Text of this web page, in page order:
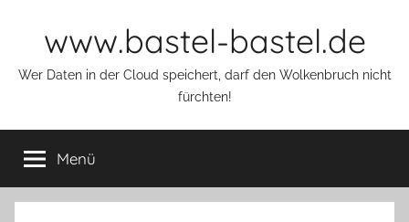
www.bastel-bastel.de
Wer Daten in der Cloud speichert, darf den Wolkenbruch nicht
fürchten!
Menü